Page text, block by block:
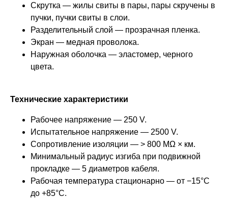
Скрутка — жилы свиты в пары, пары скручены в
пучки, пучки свиты в слои.
Разделительный слой — прозрачная пленка.
Экран — медная проволока.
Наружная оболочка — эластомер, черного
цвета.
Технические характеристики
Рабочее напряжение — 250 V.
Испытательное напряжение — 2500 V.
Сопротивление изоляции — > 800 MΩ × км.
Минимальный радиус изгиба при подвижной
прокладке — 5 диаметров кабеля.
Рабочая температура стационарно — от −15°C
до +85°C.